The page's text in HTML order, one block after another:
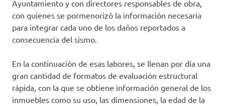
Ayuntamiento y con directores responsables de obra,
con quienes se pormenorizó la información necesaria
para integrar cada uno de los daños reportados a
consecuencia del sismo.
En la continuación de esas labores, se llenan por día una
gran cantidad de formatos de evaluación estructural
rápida, con la que se obtiene información general de los
inmuebles como su uso, las dimensiones, la edad de la